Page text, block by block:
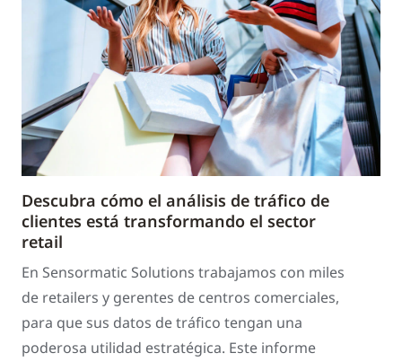
Descubra cómo el análisis de tráfico de
clientes está transformando el sector
retail
En Sensormatic Solutions trabajamos con miles
de retailers y gerentes de centros comerciales,
para que sus datos de tráfico tengan una
poderosa utilidad estratégica. Este informe